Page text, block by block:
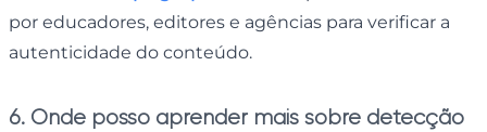
por educadores, editores e agências para verificar a
autenticidade do conteúdo.
6. Onde posso aprender mais sobre detecção